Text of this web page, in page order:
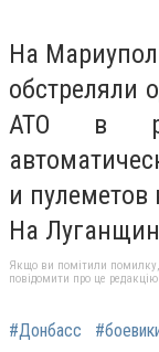
На
обстреляли
АТО в
и пулеметов
На
Якщо ви помітили помилку,
повідомити про це редакцію
#Донбасс